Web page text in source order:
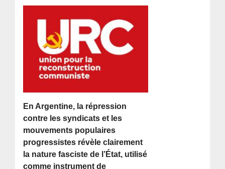
En Argentine, la répression
contre les syndicats et les
mouvements populaires
progressistes révèle clairement
la nature fasciste de l’État, utilisé
comme instrument de